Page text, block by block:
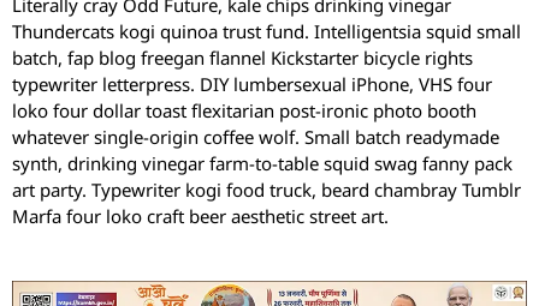
Literally cray Odd Future, kale chips drinking vinegar
Thundercats kogi quinoa trust fund. Intelligentsia squid small
batch, fap blog freegan flannel Kickstarter bicycle rights
typewriter letterpress. DIY lumbersexual iPhone, VHS four
loko four dollar toast flexitarian post-ironic photo booth
whatever single-origin coffee wolf. Small batch readymade
synth, drinking vinegar farm-to-table squid swag fanny pack
art party. Typewriter kogi food truck, beard chambray Tumblr
Marfa four loko craft beer aesthetic street art.